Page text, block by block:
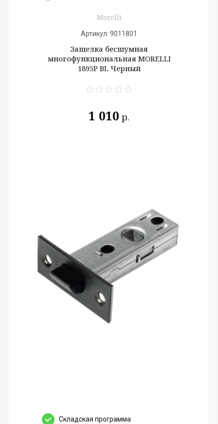
Morelli
Артикул: 9011801
Защелка бесшумная
многофункциональная MORELLI
1895P BL Черный
1 010 р.
Cкладская программа